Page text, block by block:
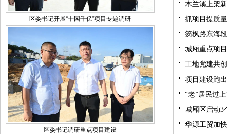
区委书记开展“十园千亿”项目专题调研
区委书记调研重点项目建设
木兰溪上架
抓项目提质
笏枫路东海
城厢重点项
工地党建共
项目建设跑
“老”居民过
城厢区启动3
华源工贸加